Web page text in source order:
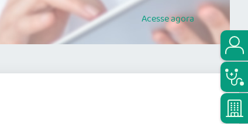
Acesseagora